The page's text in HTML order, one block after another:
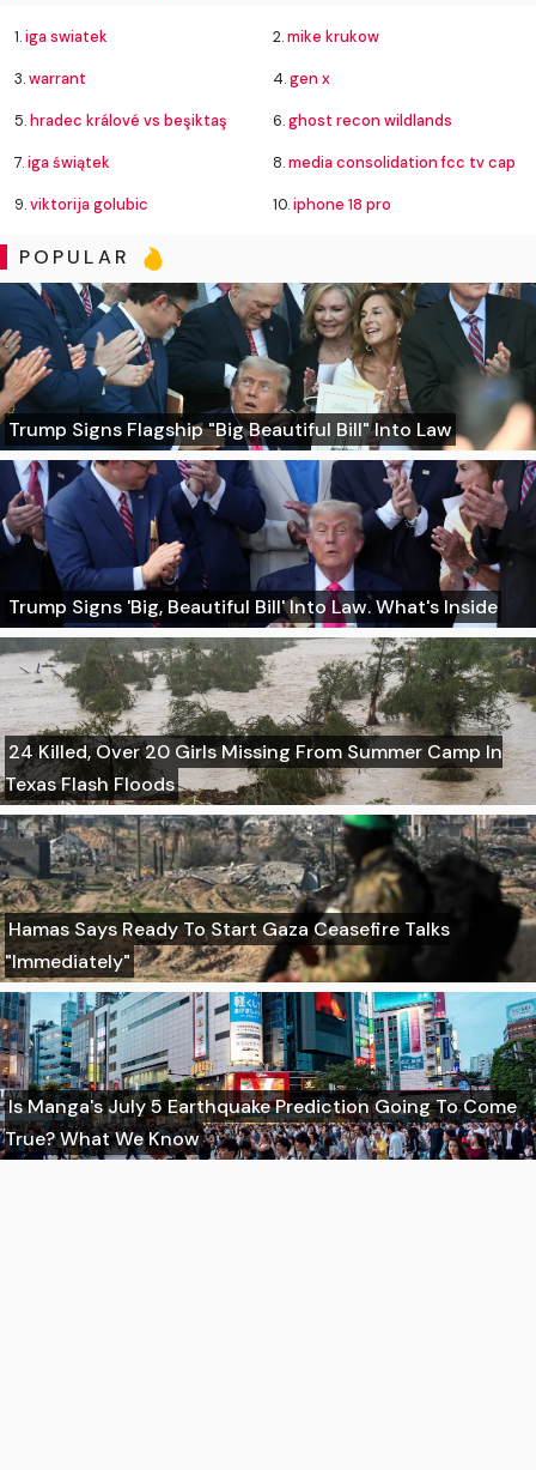
1.iga swiatek 2.mike krukow
3.warrant 4.gen x
5.hradec králové vs beşiktaş 6.ghost recon wildlands
7.iga świątek 8.media consolidation fcc tv cap
9.viktorija golubic 10.iphone 18 pro
POPULAR
Trump Signs Flagship "Big Beautiful Bill" Into Law
Trump Signs 'Big, Beautiful Bill' Into Law. What's Inside
24 Killed, Over 20 Girls Missing From Summer Camp In
Texas Flash Floods
Hamas Says Ready To Start Gaza Ceasefire Talks
"Immediately"
Is Manga's July 5 Earthquake Prediction Going To Come
True? What We Know